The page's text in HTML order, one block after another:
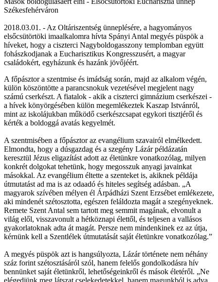
Székesfehérváron
2018.03.01. - Az Oltáriszentség ünneplésére, a hagyományos
elsőcsütörtöki imaalkalomra hívta Spányi Antal megyés püspök a
híveket, hogy a ciszterci Nagyboldogasszony templomban együtt
fohászkodjanak a Eucharisztikus Kongresszusért, a magyar
családokért, egyházunk és hazánk jövőjéért.
A főpásztor a szentmise és imádság során, majd az alkalom végén,
külön köszöntötte a parancsnokuk vezetésével megjelent nagy
számú cserkészt. A fiatalok - akik a ciszterci gimnázium cserkészei -
a hívek könyörgésében külön megemlékeztek Kaszap Istvánról,
mint az iskolájukban működő cserkészcsapat egykori tisztjéről és
kérték a boldoggá avatás kegyelmét.
A szentmisében a főpásztor az evangélium szavairól elmélkedett.
Elmondta, hogy a dúsgazdag és a szegény Lázár példázatán
keresztül Jézus eligazítást adott az életünkre vonatkozólag, milyen
konkrét dolgokat tehetünk, hogy megosszuk anyagi javainkat
másokkal. Az evangélium éltette a szenteket is, akiknek példája
útmutatást ad ma is az odaadó és hiteles segítség adásban. „A
magyarok szívében mélyen él Árpádházi Szent Erzsébet emlékezete,
aki mindenét szétosztotta, egészen feláldozta magát a szegényeknek.
Remete Szent Antal sem tartott meg semmit magának, elvonult a
világ elől, visszavonult a hétköznapi élettől, és teljesen a vallásos
gyakorlatoknak adta át magát. Persze nem mindenkinek ez az útja,
kérnünk kell a Szentlélek útmutatását saját életünkre vonatkozólag.”
A megyés püspök azt is hangsúlyozta, Lázár története nem néhány
száz forint szétosztásáról szól, hanem felelős gondolkodásra hív
bennünket saját életünkről, lehetőségeinkről és mások életéről. „Ne
elégedjünk meg látszat cselekedetekkel, hanem magunkból is adva